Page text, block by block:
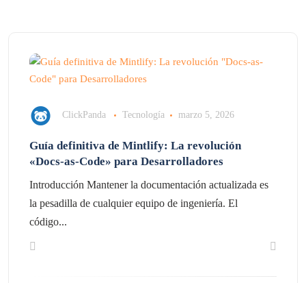
ClickPanda Tecnología marzo 5, 2026
Guía definitiva de Mintlify: La revolución
«Docs-as-Code» para Desarrolladores
Introducción Mantener la documentación actualizada es
la pesadilla de cualquier equipo de ingeniería. El
código...